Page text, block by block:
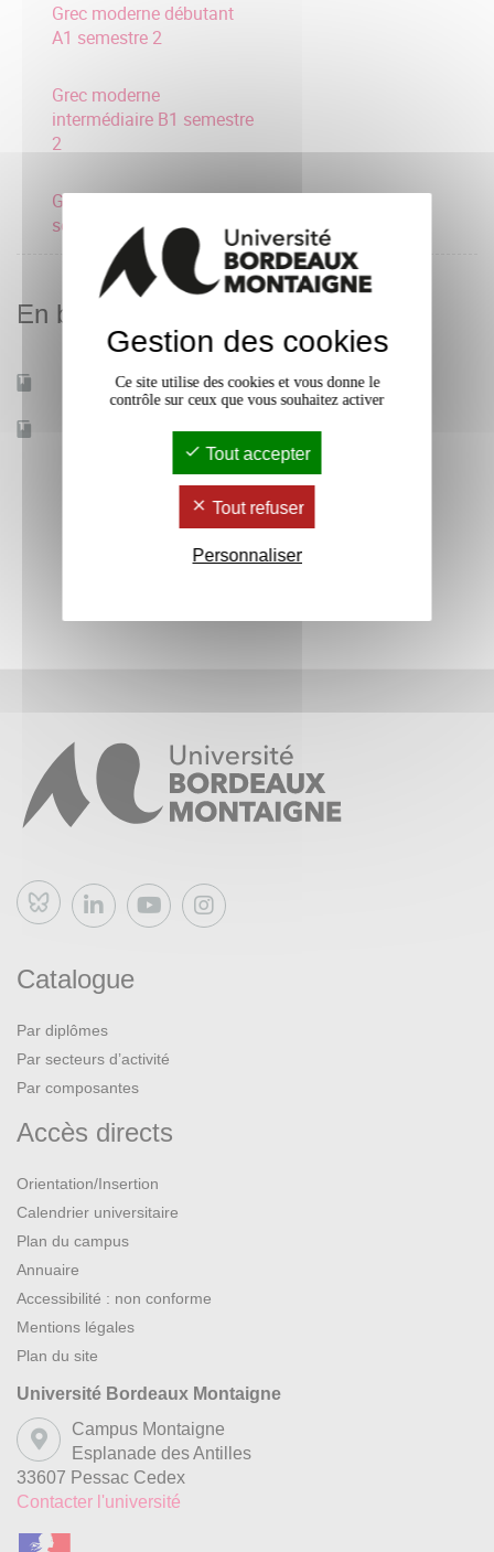
Grec moderne débutant
A1 semestre 2
Grec moderne
intermédiaire B1 semestre
2
Grec moderne avancé B2
semestre 2
En bref
Mobilité d'études Oui
Accessible à distance Non
Bluesky
Catalogue
Par diplômes
Par secteurs d’activité
Par composantes
Accès directs
Orientation/Insertion
Calendrier universitaire
Plan du campus
Annuaire
Accessibilité : non conforme
Mentions légales
Plan du site
Université Bordeaux Montaigne
Campus Montaigne
Esplanade des Antilles
33607 Pessac Cedex
Contacter l'université
Gestion des cookies
Ce site utilise des cookies et vous donne le
contrôle sur ceux que vous souhaitez activer
Tout accepter
Tout refuser
Personnaliser